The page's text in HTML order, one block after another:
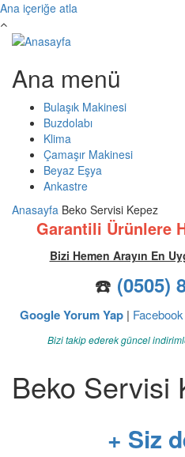
Ana içeriğe atla
Ana menü
Bulaşık Makinesi
Buzdolabı
Klima
Çamaşır Makinesi
Beyaz Eşya
Ankastre
Anasayfa Beko Servisi Kepez
Garantili Ürünlere
Bizi Hemen Arayın En
☎️ (0505)
Google Yorum Yap|
Bizi takip ederek güncel
Beko Servisi
+ Siz